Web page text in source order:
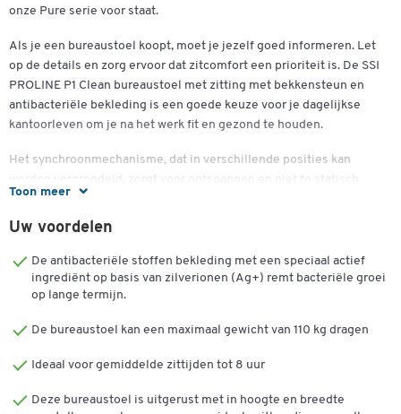
Toon meer
onze Pure serie voor staat.
Als je een bureaustoel koopt, moet je jezelf goed informeren. Let
op de details en zorg ervoor dat zitcomfort een prioriteit is. De SSI
PROLINE P1 Clean bureaustoel met zitting met bekkensteun en
antibacteriële bekleding is een goede keuze voor je dagelijkse
kantoorleven om je na het werk fit en gezond te houden.
Het synchroonmechanisme, dat in verschillende posities kan
zitten. Je kunt de tegendruk eenvoudig aanpassen aan je eigen
lichaamsgewicht met behulp van de veerkrachtverstelling. De stoel
die je lendenwervels optimaal ondersteunt. Deze is in hoogte
verstelbaar binnen een bereik van 70 millimeter, zodat je hem
precies op jouw lengte kunt instellen.
Het achterste zitgedeelte van de zitting met bekkensteun komt
De afronding ter hoogte van de knieën aan de voorkant van de
zitting gaat het stollen van het bloed in de dijen tegen en ontspant
Uw voordelen
De antibacteriële stoffen bekleding met een speciaal actief
ingrediënt op basis van zilverionen (Ag+) remt bacteriële groei
op lange termijn.
De bureaustoel kan een maximaal gewicht van 110 kg dragen
Ideaal voor gemiddelde zittijden tot 8 uur
Deze bureaustoel is uitgerust met in hoogte en breedte